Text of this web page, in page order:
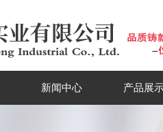
新闻中心 产品展